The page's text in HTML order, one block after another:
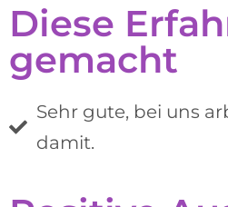
Diese
gemacht
Sehr gute, bei uns
damit.